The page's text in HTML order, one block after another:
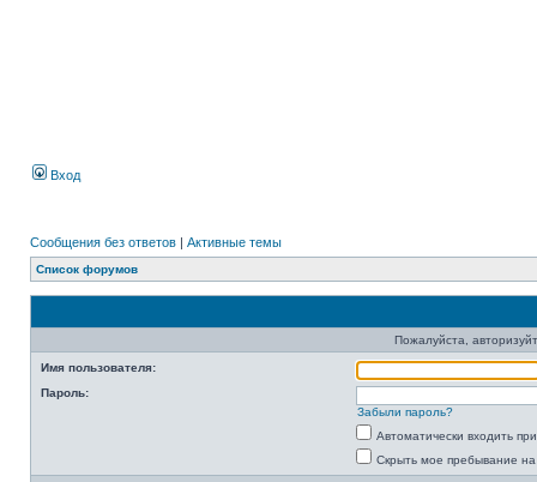
Вход
Сообщения без ответов | Активные темы
Список форумов
Пожалуйста,
Имя пользователя:
Пароль:
Забыли пароль?
Автоматически входить
Скрыть мое пребывание